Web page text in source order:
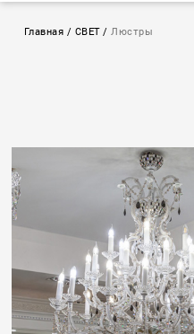
Главная / СВЕТ/Люстры